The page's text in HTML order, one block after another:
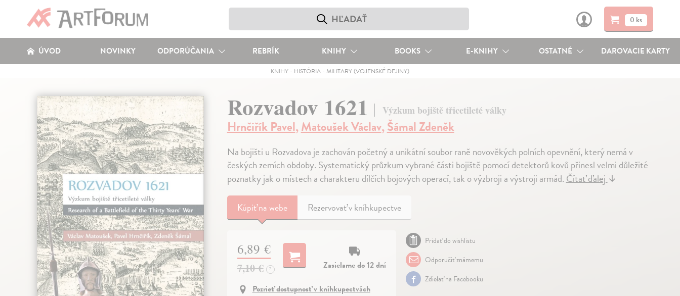
0 ks
ÚVOD NOVINKY ODPORÚČANIA REBRÍK KNIHY BOOKS E-KNIHY OSTATNÉ DAROVACIE KARTY
KNIHY- HISTÓRIA- MILITARY (VOJENSKÉ DEJINY)
Rozvadov 1621 Výzkum bojiště třicetileté války
Hrnčiřík Pavel,Matoušek Václav,Šámal Zdeněk
Na bojišti u Rozvadova je zachován početný a unikátní soubor raně novověkých polních opevnění, který nemá v
českých zemích obdoby. Systematický průzkum vybrané části bojiště pomocí detektorů kovů přinesl velmi důležité
poznatky jak o místech a charakteru dílčích bojových operací, tak o výzbroji a výstroji armád.Čítať ďalej↓
Kúpiťna webe Rezervovať v kníhkupectve
6,89 €
7,10 € ?
Zasielame do 12 dní
Pozrieť dostupnosť v kníhkupectvách
Pridať do wishlistu
Odporučiť známemu
Zdielať na Facebooku